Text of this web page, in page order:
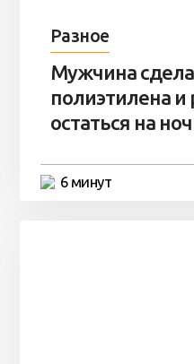
Разное
Мужчина
полиэтилена
остаться на
6 минут